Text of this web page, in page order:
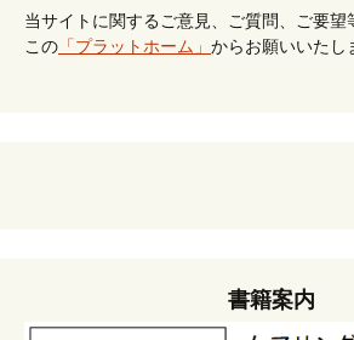
当サイトに関するご意見、ご質問、ご要望
この 「プラットホーム」 からお願いいたし
書籍案内